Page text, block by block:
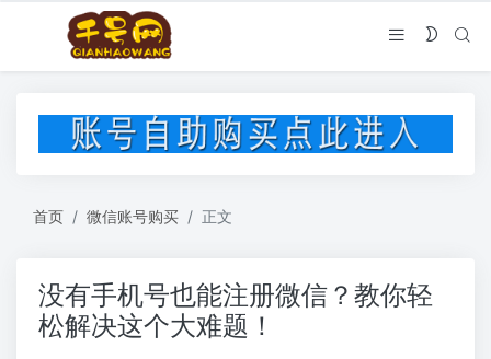
首页 微信账号购买 正文
没有手机号也能注册微信？教你轻
松解决这个大难题！